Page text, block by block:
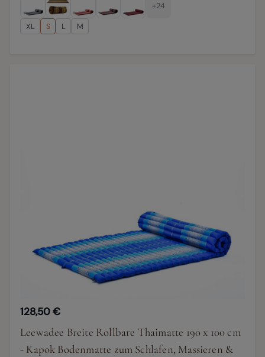
+24
XL S L M
128,50 €
Leewadee Breite Rollbare Thaimatte 190 x 100 cm
- Kapok Bodenmatte zum Schlafen, Massieren &